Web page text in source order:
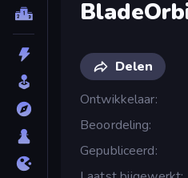
Delen
Ontwikkelaar
Beoordeling
Gepubliceerd